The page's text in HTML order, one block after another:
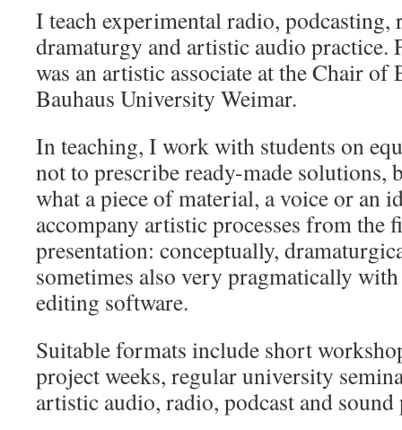
I teach experimental radio, podcasting,
dramaturgy and artistic audio practice.
was an artistic associate at the Chair
Bauhaus University Weimar.
In teaching, I work with students on
not to prescribe ready-made solutions,
what a piece of material, a voice or an
accompany artistic processes from the
presentation: conceptually,
sometimes also very pragmatically
editing software.
Suitable formats include short
project weeks, regular university
artistic audio, radio, podcast and sound